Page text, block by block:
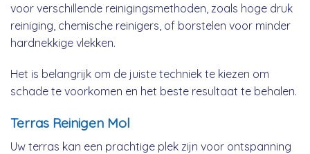
voor verschillende reinigingsmethoden, zoals hoge druk
reiniging, chemische reinigers, of borstelen voor minder
hardnekkige vlekken.
Het is belangrijk om de juiste techniek te kiezen om
schade te voorkomen en het beste resultaat te behalen.
Terras Reinigen Mol
Uw terras kan een prachtige plek zijn voor ontspanning